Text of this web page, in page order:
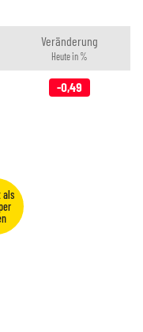
Veränderung
Heute in %
-0,49